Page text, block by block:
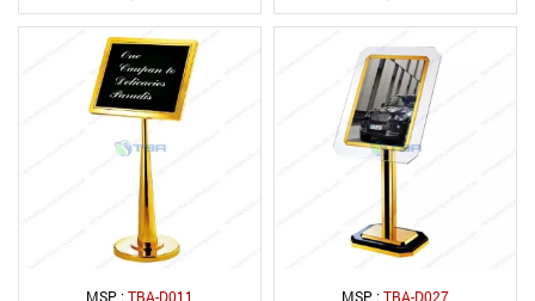
MSP :TBA-D011 MSP :TBA-D027